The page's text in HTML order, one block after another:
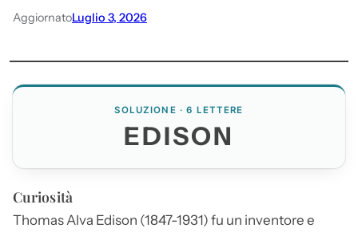
AggiornatoLuglio 3, 2026
SOLUZIONE · 6 LETTERE
EDISON
Curiosità
Thomas Alva Edison (1847-1931) fu un inventore e